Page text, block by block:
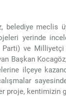
belediye meclis
yerinde
Parti) ve
Başkan Kocagöz,
ilçeye
proje, kentimizin